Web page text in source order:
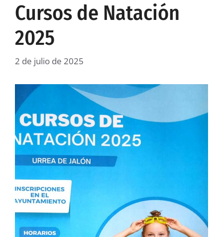
Cursos de Natación
2025
2 de julio de 2025